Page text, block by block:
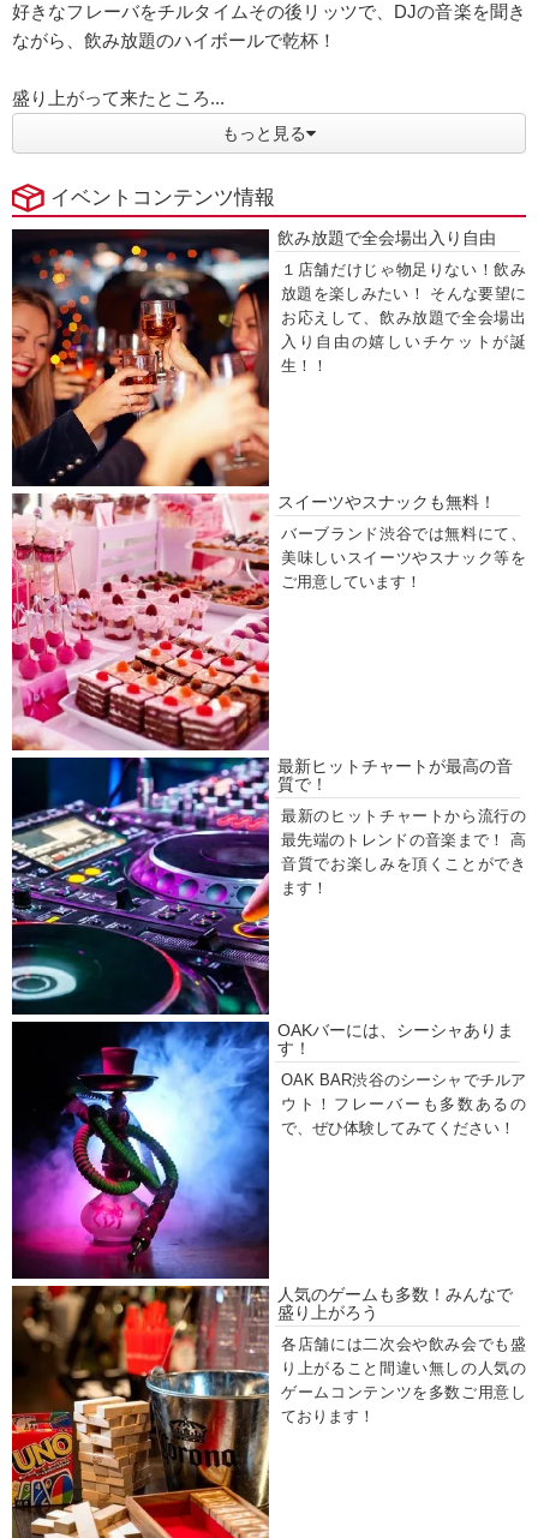
好きなフレーバをチルタイムその後リッツで、DJの音楽を聞き
ながら、飲み放題のハイボールで乾杯！
盛り上がって来たところ...
もっと見る
イベントコンテンツ情報
飲み放題で全会場出入り自由
１店舗だけじゃ物足りない！飲み
放題を楽しみたい！ そんな要望に
お応えして、飲み放題で全会場出
入り自由の嬉しいチケットが誕
生！！
スイーツやスナックも無料！
バーブランド渋谷では無料にて、
美味しいスイーツやスナック等を
ご用意しています！
最新ヒットチャートが最高の音
質で！
最新のヒットチャートから流行の
最先端のトレンドの音楽まで！ 高
音質でお楽しみを頂くことができ
ます！
OAKバーには、シーシャありま
す！
OAK BAR渋谷のシーシャでチルア
ウト！フレーバーも多数あるの
で、ぜひ体験してみてください！
人気のゲームも多数！みんなで
盛り上がろう
各店舗には二次会や飲み会でも盛
り上がること間違い無しの人気の
ゲームコンテンツを多数ご用意し
ております！